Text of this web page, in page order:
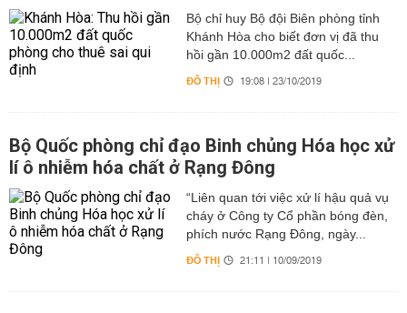
Bộ chỉ huy Bộ đội Biên phòng tỉnh
Khánh Hòa cho biết đơn vị đã thu
hồi gần 10.000m2 đất quốc...
ĐÔ THỊ 19:08 | 23/10/2019
Bộ Quốc phòng chỉ đạo Binh chủng Hóa học xử
lí ô nhiễm hóa chất ở Rạng Đông
“Liên quan tới việc xử lí hậu quả vụ
cháy ở Công ty Cổ phần bóng đèn,
phích nước Rạng Đông, ngày...
ĐÔ THỊ 21:11 | 10/09/2019